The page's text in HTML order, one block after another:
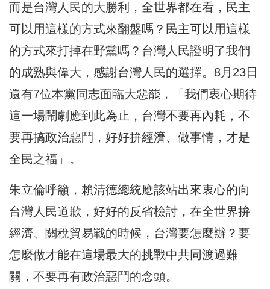
而是台灣人民的大勝利，全世界都在看，民主
可以用這樣的方式來翻盤嗎？民主可以用這樣
的方式來打掉在野黨嗎？台灣人民證明了我們
的成熟與偉大，感謝台灣人民的選擇。8月23日
還有7位本黨同志面臨大惡罷，「我們衷心期待
這一場鬧劇應到此為止，台灣不要再內耗，不
要再搞政治惡鬥，好好拚經濟、做事情，才是
全民之福」。
朱立倫呼籲，賴清德總統應該站出來衷心的向
台灣人民道歉，好好的反省檢討，在全世界拚
經濟、關稅貿易戰的時候，台灣要怎麼辦？要
怎麼做才能在這場最大的挑戰中共同渡過難
關，不要再有政治惡鬥的念頭。